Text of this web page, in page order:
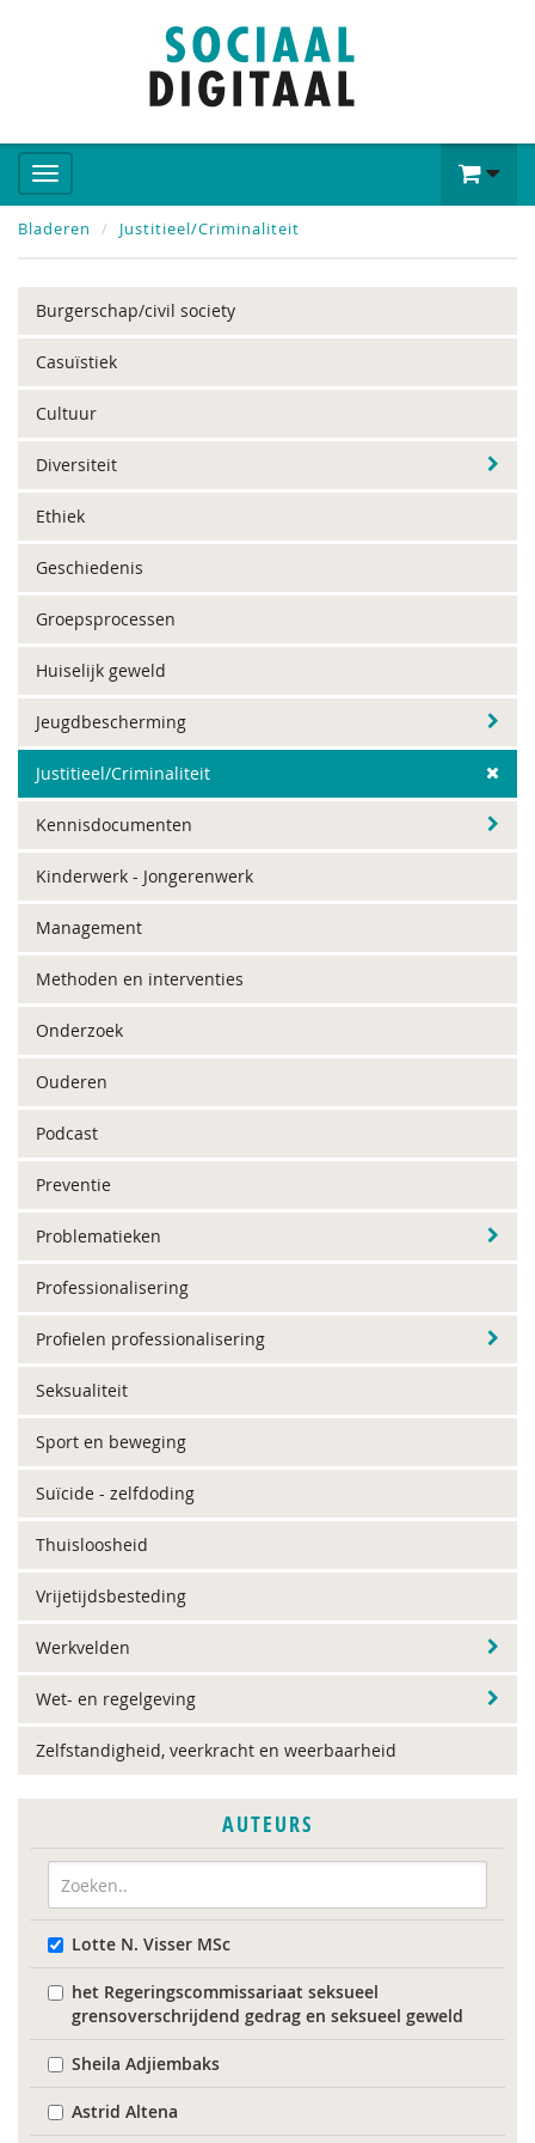
Bladeren Justitieel/Criminaliteit
Burgerschap/civil society
Casuïstiek
Cultuur
Diversiteit
Ethiek
Geschiedenis
Groepsprocessen
Huiselijk geweld
Jeugdbescherming
Justitieel/Criminaliteit
Kennisdocumenten
Kinderwerk - Jongerenwerk
Management
Methoden en interventies
Onderzoek
Ouderen
Podcast
Preventie
Problematieken
Professionalisering
Profielen professionalisering
Seksualiteit
Sport en beweging
Suïcide - zelfdoding
Thuisloosheid
Vrijetijdsbesteding
Werkvelden
Wet- en regelgeving
Zelfstandigheid, veerkracht en weerbaarheid
AUTEURS
Lotte N. Visser MSc
het Regeringscommissariaat seksueel
grensoverschrijdend gedrag en seksueel geweld
Sheila Adjiembaks
Astrid Altena